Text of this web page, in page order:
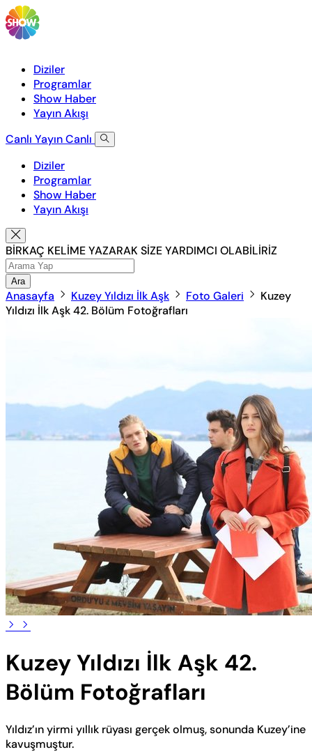
Diziler
Programlar
Show Haber
Yayın Akışı
Canlı YayınCanlı
Diziler
Programlar
Show Haber
Yayın Akışı
BİRKAÇ KELİME YAZARAK SİZE YARDIMCI OLABİLİRİZ
Ara
Anasayfa Kuzey Yıldızı İlk Aşk Foto Galeri
Kuzey
Yıldızı İlk Aşk 42. Bölüm Fotoğrafları
Kuzey Yıldızı İlk Aşk 42.
Bölüm Fotoğrafları
Yıldız’ın yirmi yıllık rüyası gerçek olmuş, sonunda Kuzey’ine
kavuşmuştur.